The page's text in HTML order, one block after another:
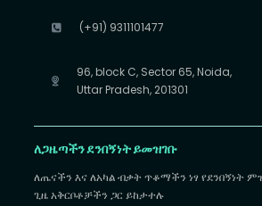
(+91) 9311101477
96, block C, Sector 65, Noida,
Uttar Pradesh, 201301
ለጋዜጣችን ደንበኝነት ይመዝገቡ
ለጤናችን እና ለአካል ብቃት ጥቆማችን ነፃ የደንበኝነት
ጊዜ አቅርቦቶቻችን ጋር ይከታተሉ